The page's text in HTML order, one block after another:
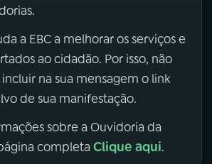
a EBC a melhorar os serviços e
ao cidadão. Por isso, não
na sua mensagem o link
de sua manifestação.
sobre a Ouvidoria da
completa Clique aqui.